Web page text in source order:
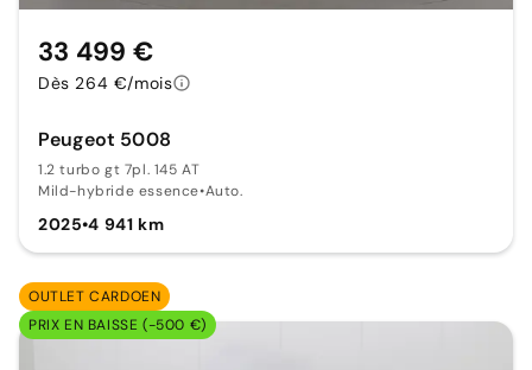
Peugeot 5008
1.2 turbo gt 7pl. 145 AT
Mild-hybride essence•Auto.
2025•4 941 km
33 499 €
Dès 264 €/mois
OUTLET CARDOEN
PRIX EN BAISSE (-500 €)